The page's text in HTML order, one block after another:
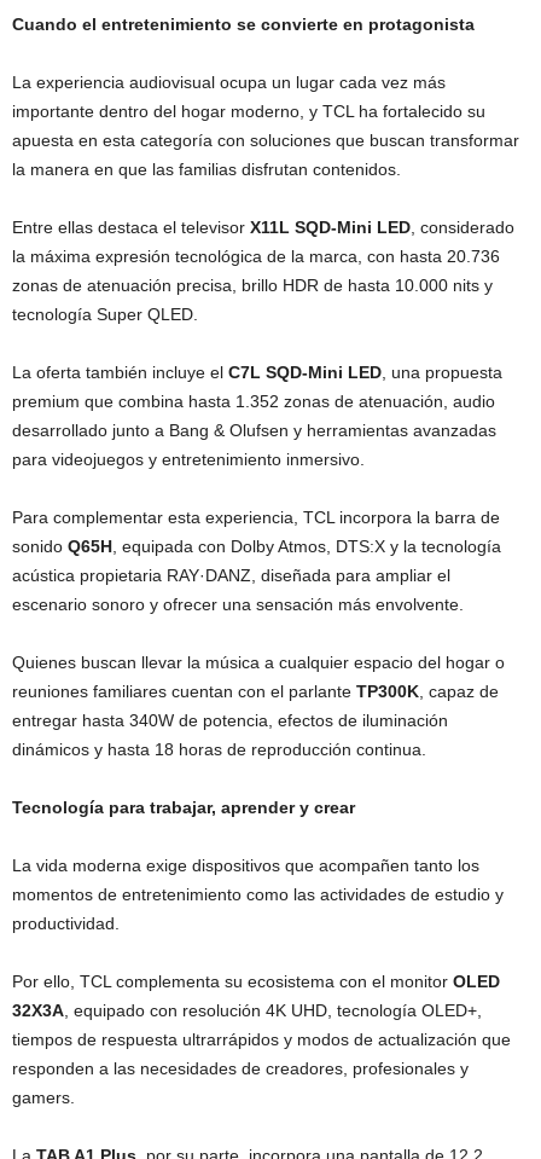
Cuando el entretenimiento se convierte en protagonista
La experiencia audiovisual ocupa un lugar cada vez más
importante dentro del hogar moderno, y TCL ha fortalecido su
apuesta en esta categoría con soluciones que buscan transformar
la manera en que las familias disfrutan contenidos.
Entre ellas destaca el televisor X11L SQD-Mini LED, considerado
la máxima expresión tecnológica de la marca, con hasta 20.736
zonas de atenuación precisa, brillo HDR de hasta 10.000 nits y
tecnología Super QLED.
La oferta también incluye el C7L SQD-Mini LED, una propuesta
premium que combina hasta 1.352 zonas de atenuación, audio
desarrollado junto a Bang & Olufsen y herramientas avanzadas
para videojuegos y entretenimiento inmersivo.
Para complementar esta experiencia, TCL incorpora la barra de
sonido Q65H, equipada con Dolby Atmos, DTS:X y la tecnología
acústica propietaria RAY·DANZ, diseñada para ampliar el
escenario sonoro y ofrecer una sensación más envolvente.
Quienes buscan llevar la música a cualquier espacio del hogar o
reuniones familiares cuentan con el parlante TP300K, capaz de
entregar hasta 340W de potencia, efectos de iluminación
dinámicos y hasta 18 horas de reproducción continua.
Tecnología para trabajar, aprender y crear
La vida moderna exige dispositivos que acompañen tanto los
momentos de entretenimiento como las actividades de estudio y
productividad.
Por ello, TCL complementa su ecosistema con el monitor OLED
32X3A, equipado con resolución 4K UHD, tecnología OLED+,
tiempos de respuesta ultrarrápidos y modos de actualización que
responden a las necesidades de creadores, profesionales y
gamers.